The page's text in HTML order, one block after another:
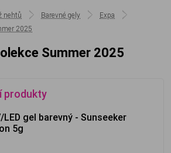
nehtů Barevné gely
Expa
2025
Summer 2025
produkty
LED gel barevný - Sunseeker
5g